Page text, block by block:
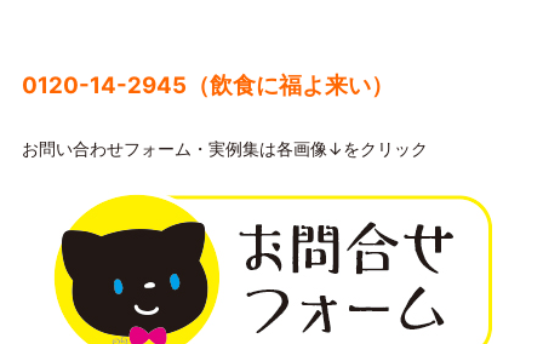
0120-14-2945（飲食に福よ来い）
お問い合わせフォーム・実例集は各画像↓をクリック